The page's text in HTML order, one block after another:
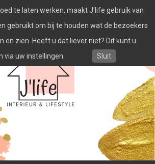
te laten werken, maakt J'life gebruik van
gebruikt om bij te houden wat de bezoekers
en zien. Heeft u dat liever niet? Dit kunt u
via uw instellingen.
Sluit